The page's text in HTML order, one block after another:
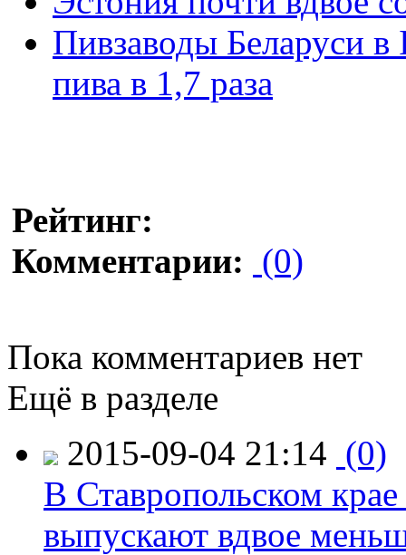
Пивзаводы Беларуси в
пива в 1,7 раза
Рейтинг:
Комментарии: (0)
Пока комментариев нет
Ещё в разделе
2015-09-04 21:14 (0)
В Ставропольском
выпускают вдвое